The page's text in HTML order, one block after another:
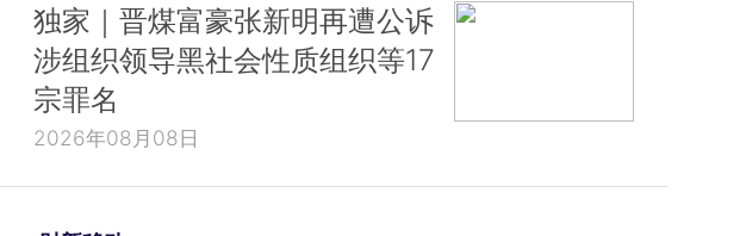
独家｜晋煤富豪张新明再遭公诉
涉组织领导黑社会性质组织等17
宗罪名
2026年08月08日